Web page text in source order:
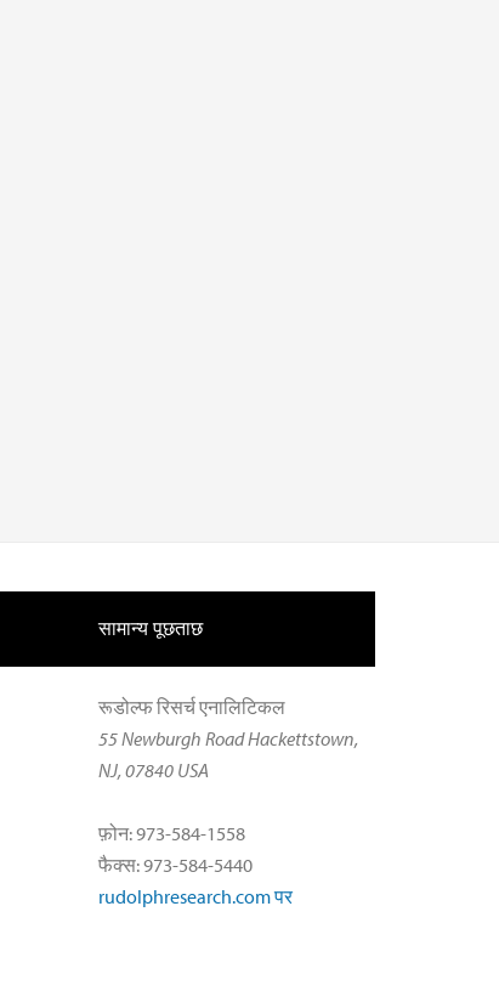
सामान्य पूछताछ
रूडोल्फ रिसर्च एनालिटिकल
55 Newburgh Road Hackettstown,
NJ, 07840 USA
फ़ोन: 973-584-1558
फैक्स: 973-584-5440
rudolphresearch.com पर